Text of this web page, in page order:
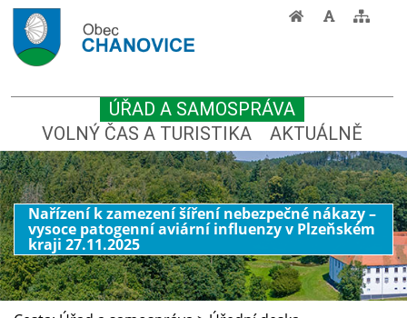
ÚŘAD A SAMOSPRÁVA
VOLNÝ ČAS A TURISTIKA
AKTUÁLNĚ
Nařízení k zamezení šíření nebezpečné nákazy –
vysoce patogenní aviární influenzy v Plzeňském
kraji 27.11.2025